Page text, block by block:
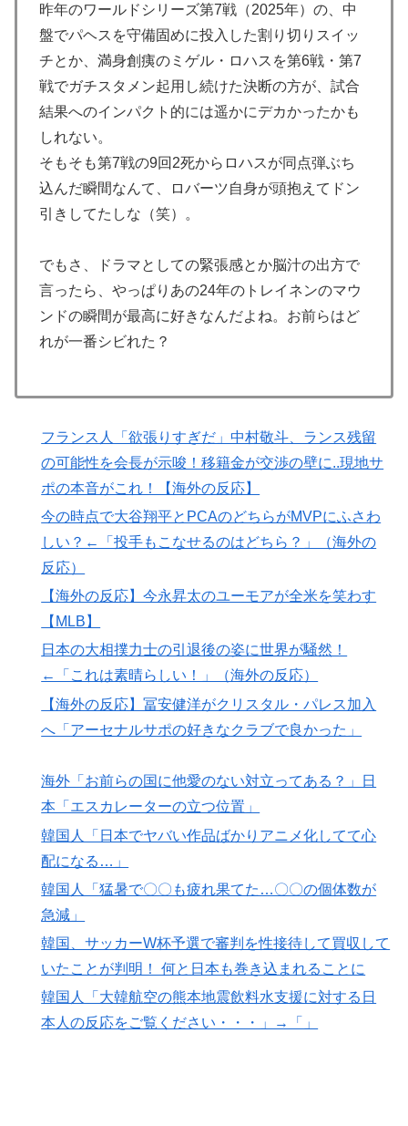
▶
海外「中国が世界資産税を導入。財政不足を海外資産へ
の課税で補おうとする」
▶
韓国人「世界で最も有名な日本人は誰なのか？」→「想
像以上に意見が割れてしまう‥」
▶ 韓国人「猛暑で〇〇も疲れ果てた…〇〇の個体数が急
減」
▶
【海外の反応】今永昇太、好調の秘訣はスマホ画面だと
イマナガ節を炸裂「NPBでは面白さが必須条件なの？」
【MLB】村上宗隆とルイス・アラエスの指標が完全に真
▶
何故なのか」
▶
海外「StumbleUponが恋しいんじゃない、あの頃のネッ
（通算5回目・最多優勝国）」→「韓国は8強で落ちたの
に・・・もう越えられない壁になってしまったね」「韓
利したところで超えられない壁である」
【海外の反応】冨安健洋がクリスタル・パレス加入へ
「アーセナルサポの好きなクラブで良かった」
てくれているぞ！アメリカの良さを再発見できる！」
なる…」
移民ベトナム女達の宅飲み、レベチｗｗｗｗｗｗｗｗｗ
ｗｗｗｗｗｗｗｗｗｗｗｗｗｗｗ
▶ 【高校野球】ついに田中マー君が高野連の「七回制」導
昨年のワールドシリーズ第7戦（2025年）の、中
盤でパヘスを守備固めに投入した割り切りスイッ
チとか、満身創痍のミゲル・ロハスを第6戦・第7
戦でガチスタメン起用し続けた決断の方が、試合
結果へのインパクト的には遥かにデカかったかも
しれない。
そもそも第7戦の9回2死からロハスが同点弾ぶち
込んだ瞬間なんて、ロバーツ自身が頭抱えてドン
引きしてたしな（笑）。
でもさ、ドラマとしての緊張感とか脳汁の出方で
言ったら、やっぱりあの24年のトレイネンのマウ
ンドの瞬間が最高に好きなんだよね。お前らはど
れが一番シビれた？
フランス人「欲張りすぎだ」中村敬斗、ランス残留
の可能性を会長が示唆！移籍金が交渉の壁に..現地サ
ポの本音がこれ！【海外の反応】
今の時点で大谷翔平とPCAのどちらがMVPにふさわ
しい？←「投手もこなせるのはどちら？」（海外の
反応）
【海外の反応】今永昇太のユーモアが全米を笑わす
【MLB】
日本の大相撲力士の引退後の姿に世界が騒然！
←「これは素晴らしい！」（海外の反応）
【海外の反応】冨安健洋がクリスタル・パレス加入
へ「アーセナルサポの好きなクラブで良かった」
海外「お前らの国に他愛のない対立ってある？」日
本「エスカレーターの立つ位置」
韓国人「日本でヤバい作品ばかりアニメ化してて心
配になる…」
韓国人「猛暑で〇〇も疲れ果てた…〇〇の個体数が
急減」
韓国、サッカーW杯予選で審判を性接待して買収して
いたことが判明！ 何と日本も巻き込まれることに
韓国人「大韓航空の熊本地震飲料水支援に対する日
本人の反応をご覧ください・・・」→「」